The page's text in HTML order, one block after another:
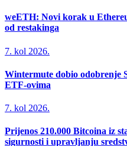
weETH: Novi korak u
od restakinga
7. kol 2026.
Wintermute dobio odobrenje
ETF-ovima
7. kol 2026.
Prijenos 210.000 Bitcoina iz
sigurnosti i upravljanju